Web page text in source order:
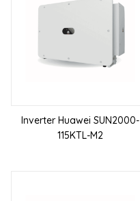
Inverter Huawei SUN2000-
115KTL-M2